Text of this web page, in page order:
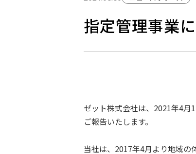
指定管理事業
ゼット株式会社は、2021年4月
ご報告いたします。
当社は、2017年4月より地域の